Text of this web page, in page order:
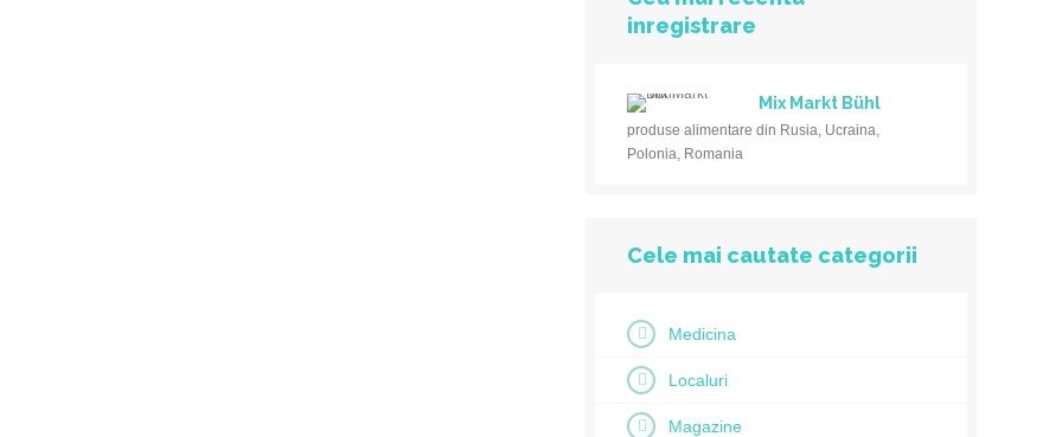
inregistrare
Mix Markt Bühl
produse alimentare din Rusia, Ucraina,
Polonia, Romania
Cele mai cautate categorii
Medicina
Localuri
Magazine